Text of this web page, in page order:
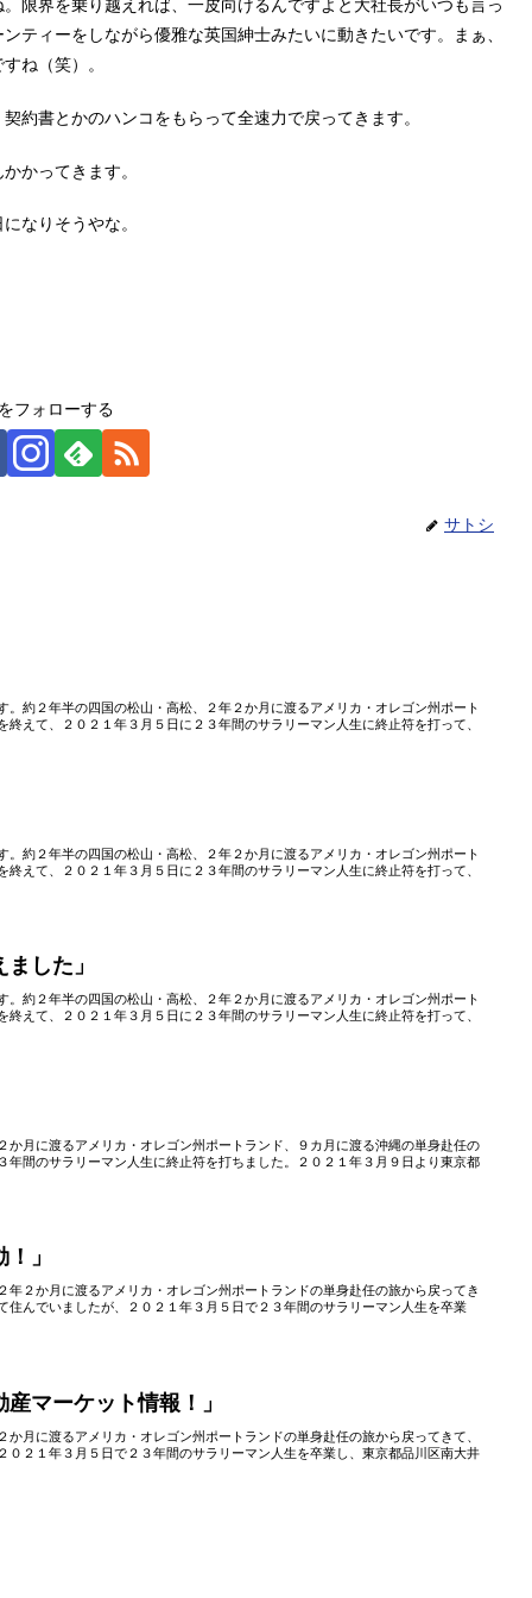
限界を乗り越えれば、一皮向けるんですよと大社長がいつも言っ
ティーをしながら優雅な英国紳士みたいに動きたいです。まぁ、
ね（笑）。
約書とかのハンコをもらって全速力で戻ってきます。
かってきます。
なりそうやな。
フォローする
サトシ
。約２年半の四国の松山・高松、２年２か月に渡るアメリカ・オレゴン州ポート
終えて、２０２１年３月５日に２３年間のサラリーマン人生に終止符を打って、
。約２年半の四国の松山・高松、２年２か月に渡るアメリカ・オレゴン州ポート
終えて、２０２１年３月５日に２３年間のサラリーマン人生に終止符を打って、
した」
。約２年半の四国の松山・高松、２年２か月に渡るアメリカ・オレゴン州ポート
終えて、２０２１年３月５日に２３年間のサラリーマン人生に終止符を打って、
か月に渡るアメリカ・オレゴン州ポートランド、９カ月に渡る沖縄の単身赴任の
年間のサラリーマン人生に終止符を打ちました。２０２１年３月９日より東京都
」
年２か月に渡るアメリカ・オレゴン州ポートランドの単身赴任の旅から戻ってき
住んでいましたが、２０２１年３月５日で２３年間のサラリーマン人生を卒業
マーケット情報！」
か月に渡るアメリカ・オレゴン州ポートランドの単身赴任の旅から戻ってきて、
０２１年３月５日で２３年間のサラリーマン人生を卒業し、東京都品川区南大井